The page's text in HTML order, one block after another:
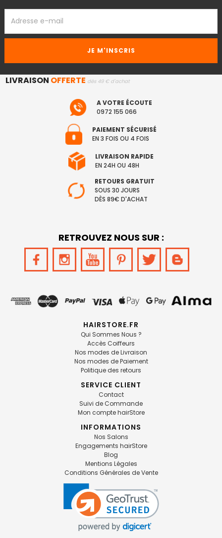
EMAIL
LIVRAISON OFFERTE dès 49 € d'achat
A VOTRE ÉCOUTE
0972 155 066
PAIEMENT SÉCURISÉ
EN 3 FOIS OU 4 FOIS
LIVRAISON RAPIDE
EN 24H OU 48H
RETOURS GRATUIT
SOUS 30 JOURS
DÈS 89€ D'ACHAT
RETROUVEZ NOUS SUR :
HAIRSTORE.FR
Qui Sommes Nous ?
Accès Coiffeurs
Nos modes de Livraison
Nos modes de Paiement
Politique des retours
SERVICE CLIENT
Contact
Suivi de Commande
Mon compte hairStore
INFORMATIONS
Nos Salons
Engagements hairStore
Blog
Mentions Légales
Conditions Générales de Vente